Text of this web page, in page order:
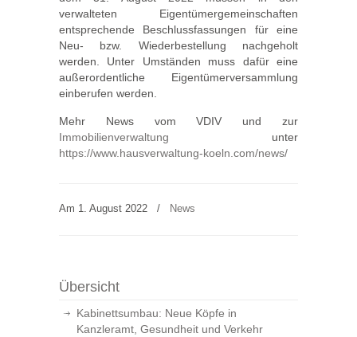
verwalteten Eigentümergemeinschaften
entsprechende Beschlussfassungen für eine
Neu- bzw. Wiederbestellung nachgeholt
werden. Unter Umständen muss dafür eine
außerordentliche Eigentümerversammlung
einberufen werden.
Mehr News vom VDIV und zur
Immobilienverwaltung unter
https://www.hausverwaltung-koeln.com/news/
Am 1. August 2022 / News
Übersicht
Kabinettsumbau: Neue Köpfe in
Kanzleramt, Gesundheit und Verkehr